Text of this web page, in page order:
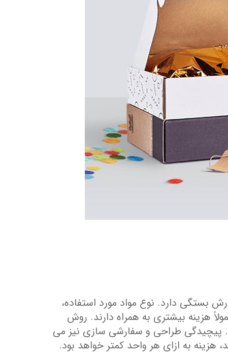
بستگی دارد. نوع مواد مورد استفاده،
هزینه بیشتری به همراه دارند. روش
پیچیدگی طراحی و سفارشی ‌سازی نیز می
هزینه به ازای هر واحد کمتر خواهد بود.